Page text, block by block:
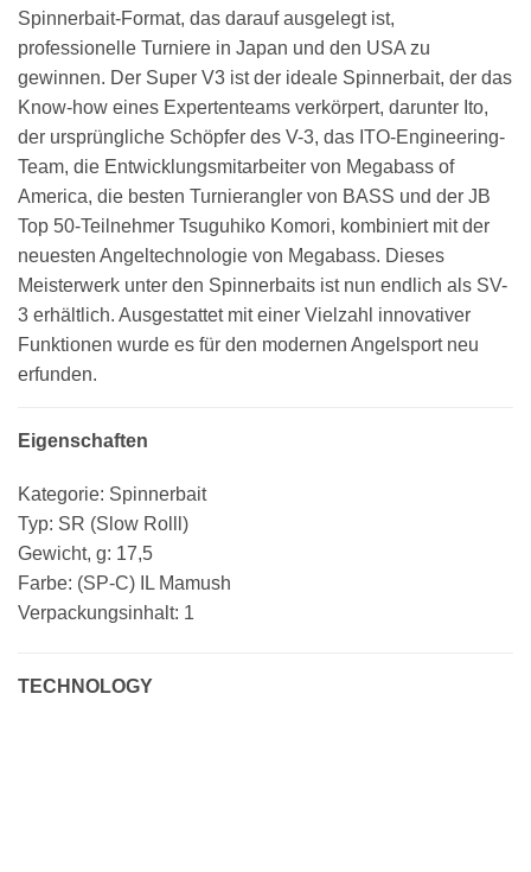
Spinnerbait-Format, das darauf ausgelegt ist,
professionelle Turniere in Japan und den USA zu
gewinnen. Der Super V3 ist der ideale Spinnerbait, der das
Know-how eines Expertenteams verkörpert, darunter Ito,
der ursprüngliche Schöpfer des V-3, das ITO-Engineering-
Team, die Entwicklungsmitarbeiter von Megabass of
America, die besten Turnierangler von BASS und der JB
Top 50-Teilnehmer Tsuguhiko Komori, kombiniert mit der
neuesten Angeltechnologie von Megabass. Dieses
Meisterwerk unter den Spinnerbaits ist nun endlich als SV-
3 erhältlich. Ausgestattet mit einer Vielzahl innovativer
Funktionen wurde es für den modernen Angelsport neu
erfunden.
Eigenschaften
Kategorie: Spinnerbait
Typ: SR (Slow Rolll)
Gewicht, g: 17,5
Farbe: (SP-C) IL Mamush
Verpackungsinhalt: 1
TECHNOLOGY